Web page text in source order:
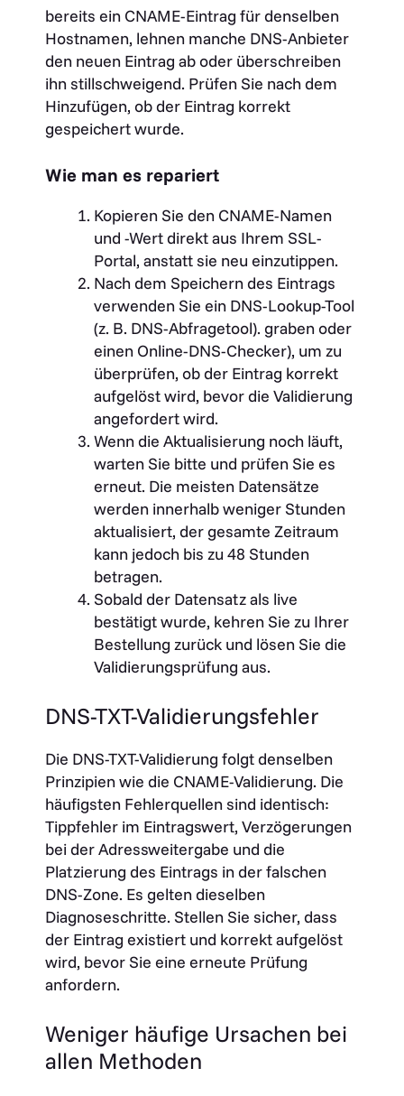
bereits ein CNAME-Eintrag für denselben
Hostnamen, lehnen manche DNS-Anbieter
den neuen Eintrag ab oder überschreiben
ihn stillschweigend. Prüfen Sie nach dem
Hinzufügen, ob der Eintrag korrekt
gespeichert wurde.
Wie man es repariert
Kopieren Sie den CNAME-Namen
und -Wert direkt aus Ihrem SSL-
Portal, anstatt sie neu einzutippen.
Nach dem Speichern des Eintrags
verwenden Sie ein DNS-Lookup-Tool
(z. B. DNS-Abfragetool). grabenoder
einen Online-DNS-Checker), um zu
überprüfen, ob der Eintrag korrekt
aufgelöst wird, bevor die Validierung
angefordert wird.
Wenn die Aktualisierung noch läuft,
warten Sie bitte und prüfen Sie es
erneut. Die meisten Datensätze
werden innerhalb weniger Stunden
aktualisiert, der gesamte Zeitraum
kann jedoch bis zu 48 Stunden
betragen.
Sobald der Datensatz als live
bestätigt wurde, kehren Sie zu Ihrer
Bestellung zurück und lösen Sie die
Validierungsprüfung aus.
DNS-TXT-Validierungsfehler
Die DNS-TXT-Validierung folgt denselben
Prinzipien wie die CNAME-Validierung. Die
häufigsten Fehlerquellen sind identisch:
Tippfehler im Eintragswert, Verzögerungen
bei der Adressweitergabe und die
Platzierung des Eintrags in der falschen
DNS-Zone. Es gelten dieselben
Diagnoseschritte. Stellen Sie sicher, dass
der Eintrag existiert und korrekt aufgelöst
wird, bevor Sie eine erneute Prüfung
anfordern.
Weniger häufige Ursachen bei
allen Methoden